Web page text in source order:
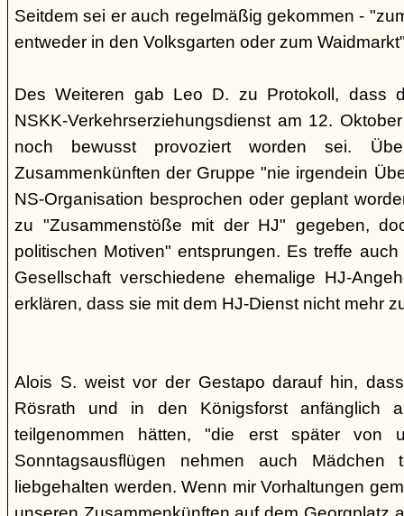
Seitdem sei er auch regelmäßig gekommen -
entweder in den Volksgarten oder zum
Des Weiteren gab Leo D. zu Protokoll, dass
NSKK-Verkehrserziehungsdienst am 12.
noch bewusst provoziert worden sei.
Zusammenkünften der Gruppe "nie irgendein
NS-Organisation besprochen oder geplant
zu "Zusammenstöße mit der HJ" gegeben,
politischen Motiven" entsprungen. Es treffe
Gesellschaft verschiedene ehemalige HJ-
erklären, dass sie mit dem HJ-Dienst nicht mehr
Alois S. weist vor der Gestapo darauf hin,
Rösrath und in den Königsforst anfänglich
teilgenommen hätten, "die erst später von
Sonntagsausflügen nehmen auch
liebgehalten werden. Wenn mir Vorhaltungen